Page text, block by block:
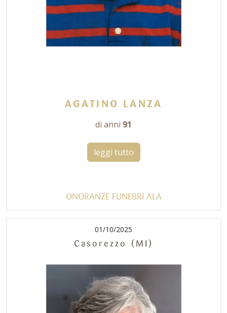
AGATINO LANZA
di anni 91
leggi tutto
ONORANZE FUNEBRI ALA
01/10/2025
Casorezzo (MI)